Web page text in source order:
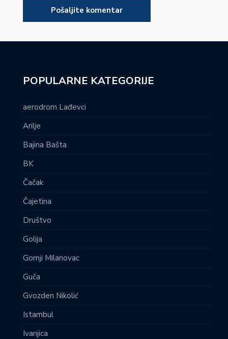
POPULARNE KATEGORIJE
aerodrom Lađevci
Arilje
Bajina Bašta
BK
Čačak
Čajetina
Društvo
Golija
Gornji Milanovac
Guča
Gvozden Nikolić
Istambul
Ivanjica